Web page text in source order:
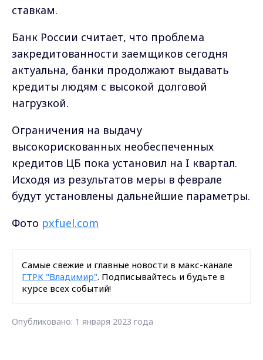
ставкам.
Банк России считает, что проблема
закредитованности заемщиков сегодня
актуальна, банки продолжают выдавать
кредиты людям с высокой долговой
нагрузкой.
Ограничения на выдачу
высокорискованных необеспеченных
кредитов ЦБ пока установил на I квартал.
Исходя из результатов меры в феврале
будут установлены дальнейшие параметры.
Фото pxfuel.com
Самые свежие и главные новости в макс-канале
ГТРК "Владимир". Подписывайтесь и будьте в
курсе всех событий!
Опубликовано: 1 января 2023 года